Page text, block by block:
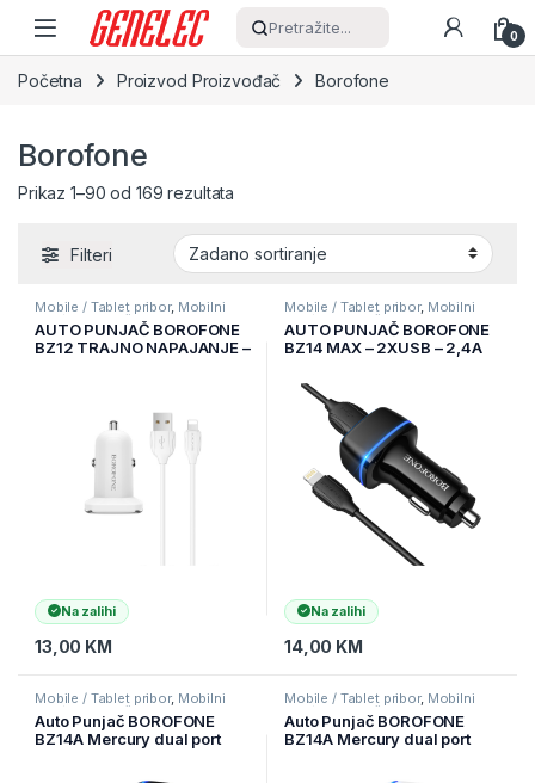
Skip to navigation
Skip to content
Pretražite... 0
Početna Proizvod Proizvođač Borofone
Borofone
Prikaz 1–90 od 169 rezultata
Filteri
Mobile / Tablet pribor, Mobilni
Punjači
AUTO PUNJAČ BOROFONE
BZ12 TRAJNO NAPAJANJE –
Na zalihi
13,00 KM
Mobile / Tablet pribor, Mobilni
Punjači
AUTO PUNJAČ BOROFONE
BZ14 MAX – 2XUSB – 2,4A
KABLOM CRNI
Na zalihi
14,00 KM
Mobile / Tablet pribor, Mobilni
Punjači
Auto Punjač BOROFONE
BZ14A Mercury dual port
Mobile / Tablet pribor, Mobilni
Punjači
Auto Punjač BOROFONE
BZ14A Mercury dual port